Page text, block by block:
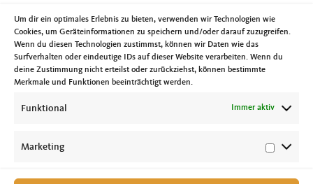
Um dir ein optimales Erlebnis zu bieten, verwenden wir Technologien wie
Cookies, um Geräteinformationen zu speichern und/oder darauf zuzugreifen.
Wenn du diesen Technologien zustimmst, können wir Daten wie das
Surfverhalten oder eindeutige IDs auf dieser Website verarbeiten. Wenn du
deine Zustimmung nicht erteilst oder zurückziehst, können bestimmte
Merkmale und Funktionen beeinträchtigt werden.
Funktional Immer aktiv
Marketing
Israelischen Gesellschaft eine Feierstunde aus Anlass des 75.
Unabhängigkeitstages des Staates Israel. Die rund 100 Gäste konnten nicht nur
diversen Grußworten lauschen, sondern auch ein wunderbares Konzert erleben.
Neben der Landtagssitzung stand ich am Donnerstag bei einer Veranstaltung des
Bildungszentrums Sachsen-Anhalt der Konrad-Adenauer-Stiftung zum Thema
Gesellschaftsjahr bzw. ChancenZeit Rede und Antwort. Danach ging es zum
parlamentarischen Abend des Landessportbundes Sachsen-Anhalt.
der Kinderfeuerwehren der Landeshauptstadt. Im Anschluss zu Dankeschön-
American Football-Spiels der Salzland Racoons gegen die Leipzig Hawks.